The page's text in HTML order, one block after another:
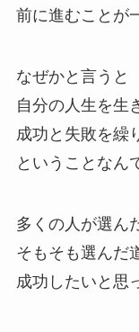
前に進むことが
なぜかと言うと
自分の人生を生
成功と失敗を繰
ということなん
多くの人が選ん
そもそも選んだ
成功したいと思